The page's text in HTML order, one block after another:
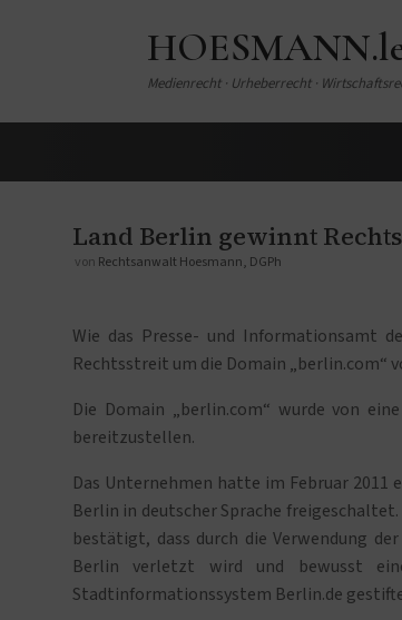
Medienrecht · Urheberrecht ·
Land Berlin gewinnt
von Rechtsanwalt Hoesmann, DGPh
Wie das Presse- und Informationsamt
Rechtsstreit um die Domain „berlin.com“
Die Domain „berlin.com“ wurde von
bereitzustellen.
Das Unternehmen hatte im Februar
Berlin in deutscher Sprache
bestätigt, dass durch die Verwendung
Berlin verletzt wird und bewusst
Stadtinformationssystem Berlin.de